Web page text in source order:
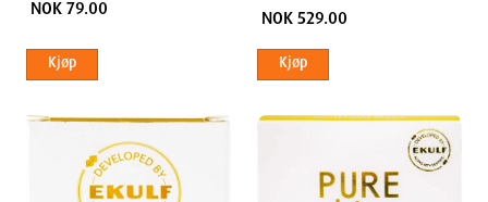
NOK 79.00
Kjøp
NOK 529.00
Kjøp